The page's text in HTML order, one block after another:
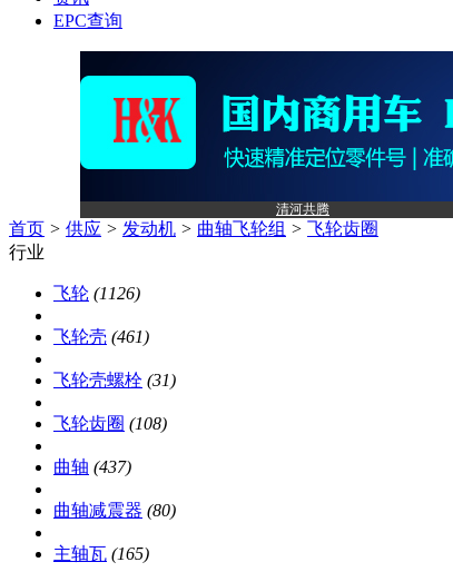
EPC查询
清河共腾
首页 > 供应 > 发动机 > 曲轴飞轮组 > 飞轮齿圈
行业
飞轮 (1126)
飞轮壳 (461)
飞轮壳螺栓 (31)
飞轮齿圈 (108)
曲轴 (437)
曲轴减震器 (80)
主轴瓦 (165)